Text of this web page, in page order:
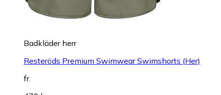
Badkläder herr
Resteröds Premium Swimwear Swimshorts (Her)
fr.